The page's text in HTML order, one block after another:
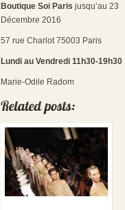
Boutique Soi Paris jusqu’au 23
Décembre 2016
57 rue Charlot 75003 Paris
Lundi au Vendredi 11h30-19h30
Marie-Odile Radom